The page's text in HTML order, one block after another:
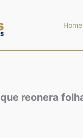
Home
reonera